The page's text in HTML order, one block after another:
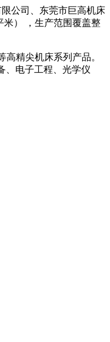
公司、东莞市巨高机床
米） ，生产范围覆盖整
精尖机床系列产品。
、电子工程、光学仪